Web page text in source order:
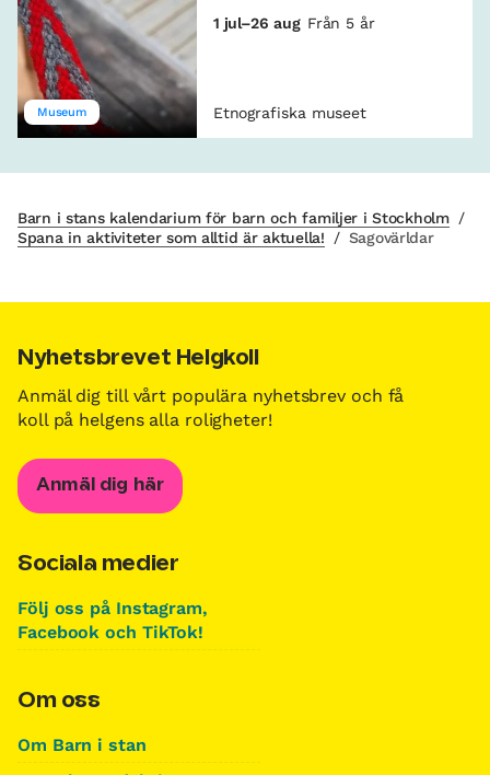
Museum
1 jul–26 aug Från 5 år
Etnografiska museet
Barn i stans kalendarium för barn och familjer i Stockholm /
Spana in aktiviteter som alltid är aktuella!
/ Sagovärldar
Nyhetsbrevet Helgkoll
Anmäl dig till vårt populära nyhetsbrev och få
koll på helgens alla roligheter!
Anmäl dig här
Sociala medier
Följ oss på Instagram,
Facebook och TikTok!
Om oss
Om Barn i stan